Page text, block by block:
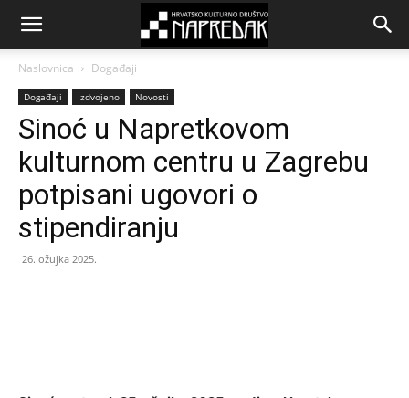
Naslovnica Događaji
Događaji Izdvojeno Novosti
Sinoć u Napretkovom
kulturnom centru u Zagrebu
potpisani ugovori o
stipendiranju
26. ožujka 2025.